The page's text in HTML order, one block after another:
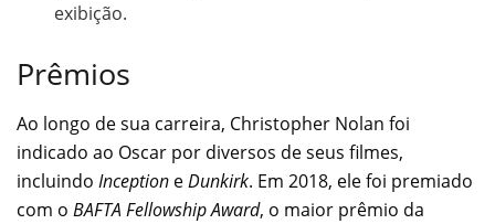
exibição.
Prêmios
Ao longo de sua carreira, Christopher Nolan foi
indicado ao Oscar por diversos de seus filmes,
incluindo Inception eDunkirk. Em 2018, ele foi premiado
com o BAFTA Fellowship Award, o maior prêmio da